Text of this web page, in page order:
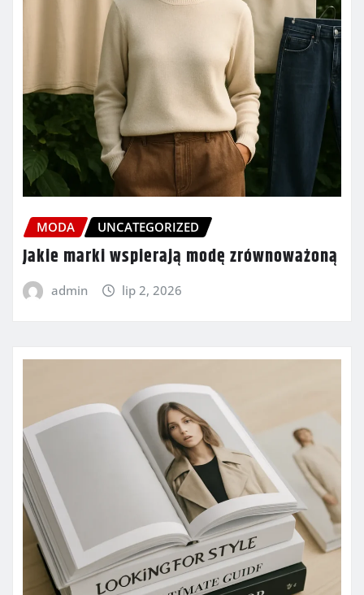
MODA UNCATEGORIZED
Jakie marki wspierają modę zrównoważoną
admin lip 2, 2026